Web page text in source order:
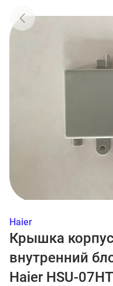
Haier
Крышка
внутренний
Haier HSU-